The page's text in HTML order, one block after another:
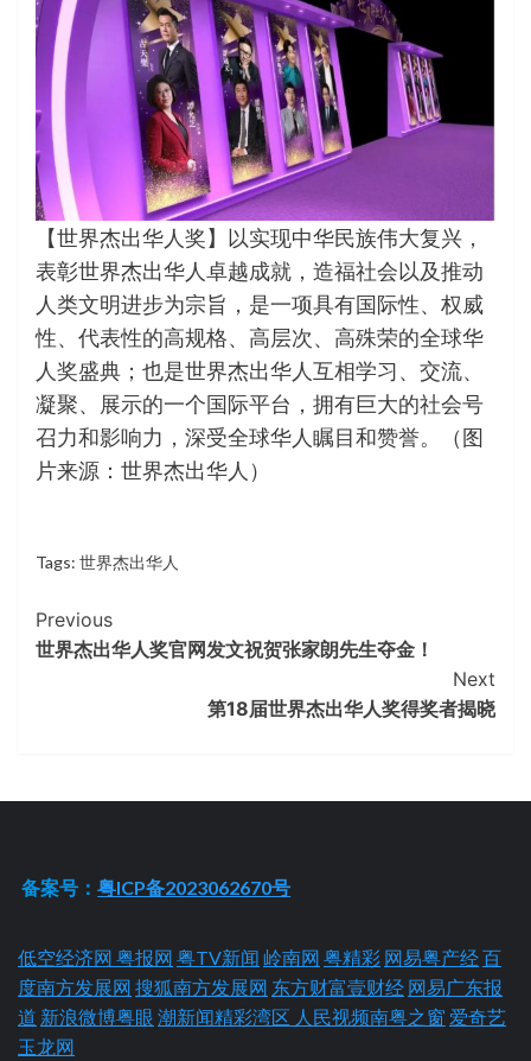
【世界杰出华人奖】以实现中华民族伟大复兴，
表彰世界杰出华人卓越成就，造福社会以及推动
人类文明进步为宗旨，是一项具有国际性、权威
性、代表性的高规格、高层次、高殊荣的全球华
人奖盛典；也是世界杰出华人互相学习、交流、
凝聚、展示的一个国际平台，拥有巨大的社会号
召力和影响力，深受全球华人瞩目和赞誉。（图
片来源：世界杰出华人）
Tags: 世界杰出华人
Continue
Reading
Previous
世界杰出华人奖官网发文祝贺张家朗先生夺金！
Next
第18届世界杰出华人奖得奖者揭晓
备案号：粤ICP备2023062670号
低空经济网 粤报网 粤TV新闻 岭南网 粤精彩 网易粤产经百
度南方发展网 搜狐南方发展网 东方财富壹财经 网易广东报
道 新浪微博粤眼 潮新闻精彩湾区 人民视频南粤之窗 爱奇艺
玉龙网